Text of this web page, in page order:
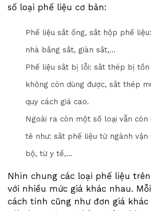
số loại phế liệu cơ bản:
Phế liệu sắt ống, sắt hộp phế
nhà bằng sắt, giàn sắt,…
Phế liệu sắt bị lỗi: sắt thép bị
không còn dùng được, sắt thép
quy cách giá cao.
Ngoài ra còn một số loại vẫn
tẻ như: sắt phế liệu từ ngành vận
bộ, từ y tế,...
Nhìn chung các loại phế liệu
với nhiều mức giá khác nhau.
cách tính cũng như đơn giá khác